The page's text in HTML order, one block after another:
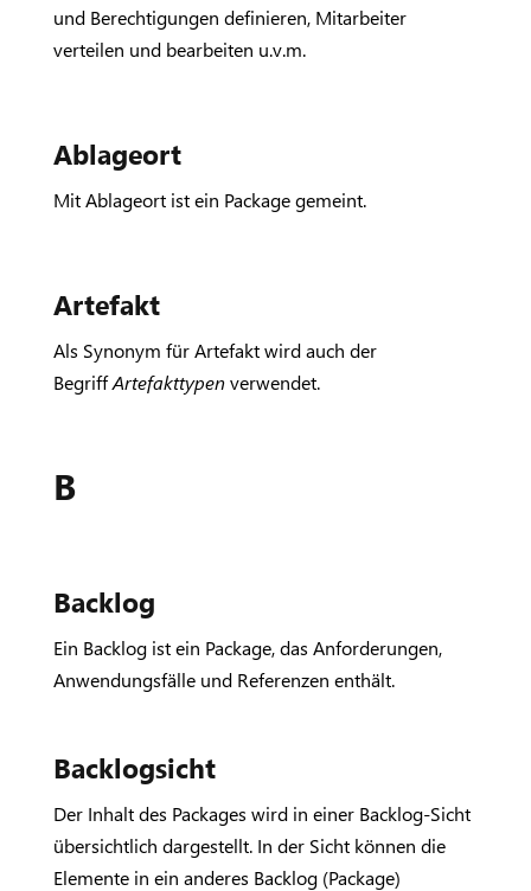
und Berechtigungen definieren, Mitarbeiter
verteilen und bearbeiten u.v.m.
Ablageort
Mit Ablageort ist ein Package gemeint.
Artefakt
Als Synonym für Artefakt wird auch der
BegriffArtefakttypenverwendet.
B
Backlog
Ein Backlog ist ein Package, das Anforderungen,
Anwendungsfälle und Referenzen enthält.
Backlogsicht
Der Inhalt des Packages wird in einer Backlog-Sicht
übersichtlich dargestellt. In der Sicht können die
Elemente in ein anderes Backlog (Package)